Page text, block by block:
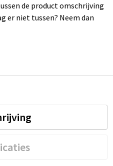
de product omschrijving
er niet tussen? Neem dan